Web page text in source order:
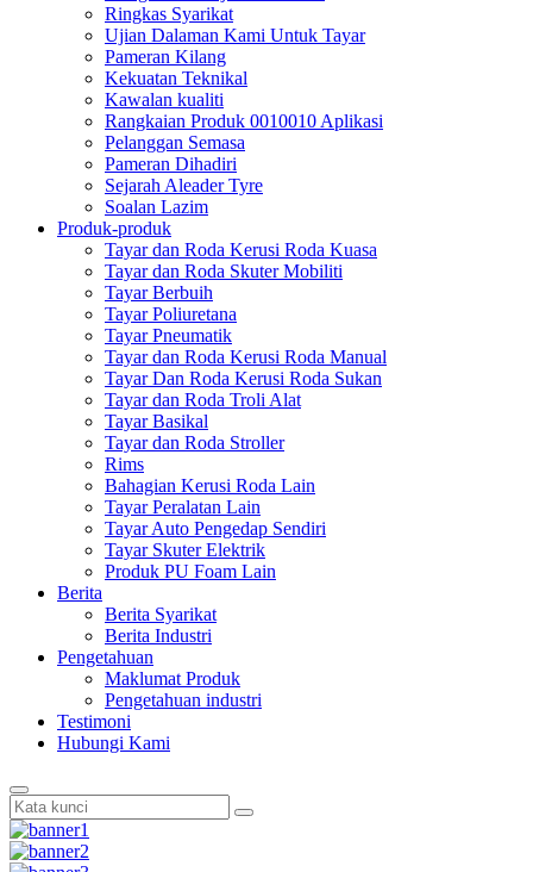
Ringkas Syarikat
Ujian Dalaman Kami Untuk Tayar
Pameran Kilang
Kekuatan Teknikal
Kawalan kualiti
Rangkaian Produk 0010010 Aplikasi
Pelanggan Semasa
Pameran Dihadiri
Sejarah Aleader Tyre
Soalan Lazim
Produk-produk
Tayar dan Roda Kerusi Roda Kuasa
Tayar dan Roda Skuter Mobiliti
Tayar Berbuih
Tayar Poliuretana
Tayar Pneumatik
Tayar dan Roda Kerusi Roda Manual
Tayar Dan Roda Kerusi Roda Sukan
Tayar dan Roda Troli Alat
Tayar Basikal
Tayar dan Roda Stroller
Rims
Bahagian Kerusi Roda Lain
Tayar Peralatan Lain
Tayar Auto Pengedap Sendiri
Tayar Skuter Elektrik
Produk PU Foam Lain
Berita
Berita Syarikat
Berita Industri
Pengetahuan
Maklumat Produk
Pengetahuan industri
Testimoni
Hubungi Kami